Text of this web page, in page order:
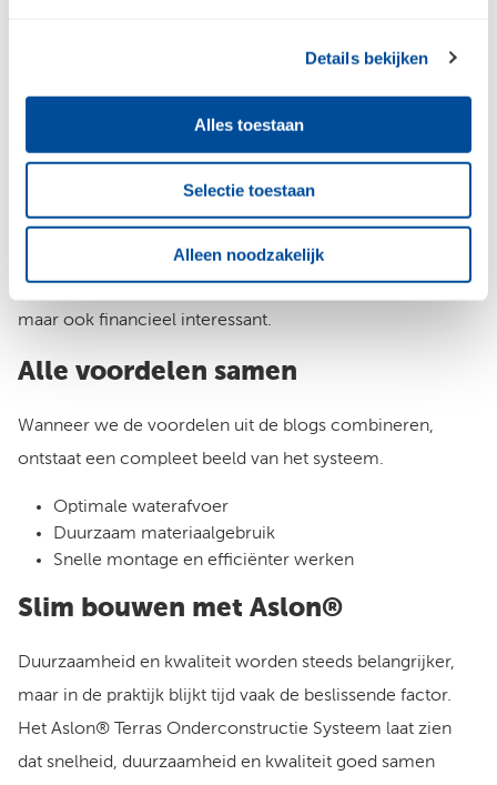
Details bekijken
Alles toestaan
Selectie toestaan
Alleen noodzakelijk
efficiënt in uitvoering, maar ook financieel aantrekkelijk.
Minder montage-uren betekenen lagere arbeidskosten,
zowel voor de uitvoerende partij als de eindklant.
Zeker bij grotere projecten kan het verschil aanzienlijk
oplopen. Uren die normaal besteed worden aan uitlijnen
of extra bewerkingen, kunnen efficiënter worden ingezet.
Dit maakt het systeem niet alleen technisch aantrekkelijk,
maar ook financieel interessant.
Alle voordelen samen
Wanneer we de voordelen uit de blogs combineren,
ontstaat een compleet beeld van het systeem.
Optimale waterafvoer
Duurzaam materiaalgebruik
Snelle montage en efficiënter werken
Slim bouwen met Aslon®
Duurzaamheid en kwaliteit worden steeds belangrijker,
maar in de praktijk blijkt tijd vaak de beslissende factor.
Het Aslon® Terras Onderconstructie Systeem laat zien
dat snelheid, duurzaamheid en kwaliteit goed samen